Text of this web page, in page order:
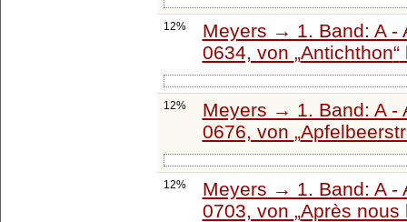
12%
Meyers → 1. Band: A -
0634, von Antichthon
12%
Meyers → 1. Band: A -
0676, von
12%
Meyers → 1. Band: A -
0703, von Après nous